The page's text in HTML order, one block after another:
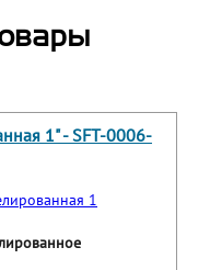
1" - SFT-0006-